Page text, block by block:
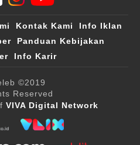
Kontak Kami
Info Iklan
Panduan Kebijakan
Info Karir
©2019
Reserved
VIVA Digital Network